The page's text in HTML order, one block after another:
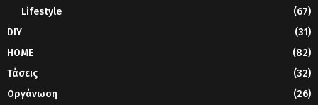
Lifestyle
(67)
DIY
(31)
HOME
(82)
Τάσεις
(32)
Οργάνωση
(26)